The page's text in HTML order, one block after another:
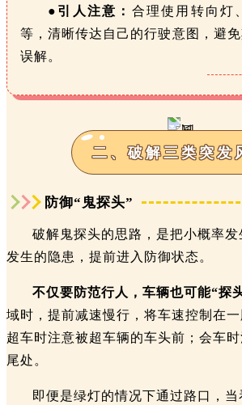
● 引人注意： 合理使用转向灯
等，清晰传达自己的行驶意图，避
误解。
二、破解三类突发
防御“鬼探头”
破解鬼探头的思路，是把小概率
发生的隐患，提前进入防御状态。
不仅要防范行人，车辆也可能“探头
域时，提前减速慢行，将车速控制在一
超车时注意被超车辆的车头前；会车
尾处。
即便是绿灯的情况下通过路口，